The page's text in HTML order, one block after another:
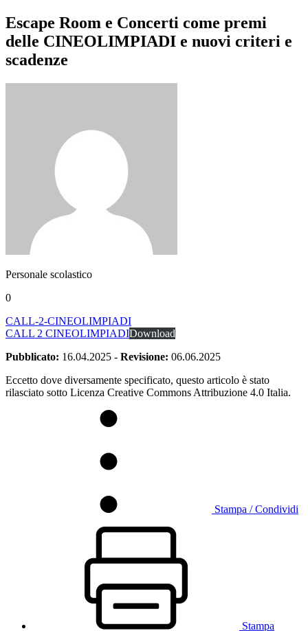
Escape Room e Concerti come premi
delle CINEOLIMPIADI e nuovi criteri e
scadenze
Personale scolastico
0
CALL-2-CINEOLIMPIADI
CALL 2 CINEOLIMPIADIDownload
Pubblicato: 16.04.2025 - Revisione: 06.06.2025
Eccetto dove diversamente specificato, questo articolo è stato
rilasciato sotto Licenza Creative Commons Attribuzione 4.0 Italia.
Stampa / Condividi
Stampa